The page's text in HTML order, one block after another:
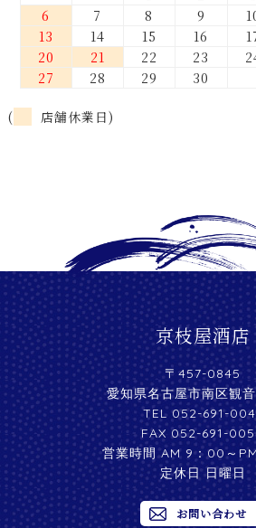
6
7 8 9
13
14 15 16
20
21 22 23
27
28 29 30
( 店舗休業日)
京枝屋酒店
〒457-0845
愛知県名古屋市南区観
TEL 052-691-
FAX 052-691-
営業時間 AM 9：00～
定休日 日曜日
お問い合わせ